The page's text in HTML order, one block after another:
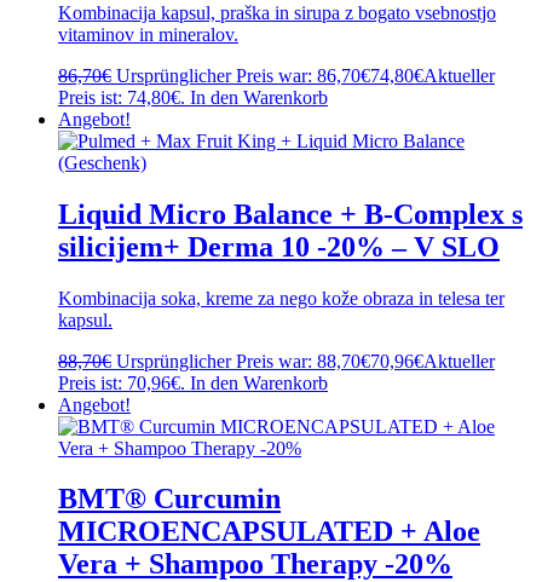
Kombinacija kapsul, praška in sirupa z bogato vsebnostjo
vitaminov in mineralov.
86,70€ Ursprünglicher Preis war: 86,70€74,80€Aktueller
Preis ist: 74,80€. In den Warenkorb
Angebot!
Liquid Micro Balance + B-Complex s
silicijem+ Derma 10 -20% – V SLO
Kombinacija soka, kreme za nego kože obraza in telesa ter
kapsul.
88,70€ Ursprünglicher Preis war: 88,70€70,96€Aktueller
Preis ist: 70,96€. In den Warenkorb
Angebot!
BMT® Curcumin
MICROENCAPSULATED + Aloe
Vera + Shampoo Therapy -20%